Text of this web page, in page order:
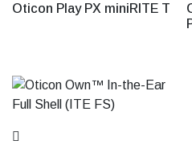
Oticon Play PX miniRITE T